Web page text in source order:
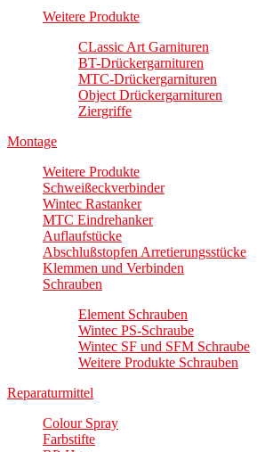
Weitere Produkte
CLassic Art Garnituren
BT-Drückergarnituren
MTC-Drückergarnituren
Object Drückergarnituren
Ziergriffe
Montage
Weitere Produkte
Schweißeckverbinder
Wintec Rastanker
MTC Eindrehanker
Auflaufstücke
Abschlußstopfen Arretierungsstücke
Klemmen und Verbinden
Schrauben
Element Schrauben
Wintec PS-Schraube
Wintec SF und SFM Schraube
Weitere Produkte Schrauben
Reparaturmittel
Colour Spray
Farbstifte